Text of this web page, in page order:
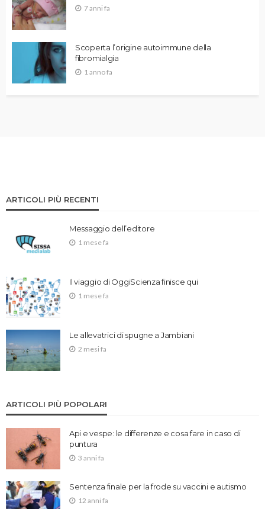
7 anni fa
Scoperta l’origine autoimmune della
fibromialgia
1 anno fa
ARTICOLI PIÙ RECENTI
Messaggio dell’editore
1 mese fa
Il viaggio di OggiScienza finisce qui
1 mese fa
Le allevatrici di spugne a Jambiani
2 mesi fa
ARTICOLI PIÙ POPOLARI
Api e vespe: le differenze e cosa fare in caso di
puntura
3 anni fa
Sentenza finale per la frode su vaccini e autismo
12 anni fa